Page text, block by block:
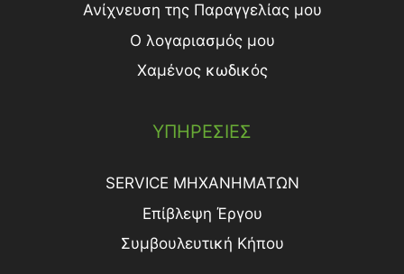
Ανίχνευση της Παραγγελίας μου
Ο λογαριασμός μου
Χαμένος κωδικός
ΥΠΗΡΕΣΙΕΣ
SERVICE ΜΗΧΑΝΗΜΑΤΩΝ
Επίβλεψη Έργου
Συμβουλευτική Κήπου